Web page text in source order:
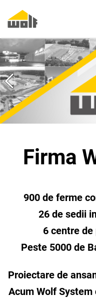
Firma
900 de ferme
26 de sedii
6 centre de
Peste 5000 de
Proiectare de
Acum Wolf